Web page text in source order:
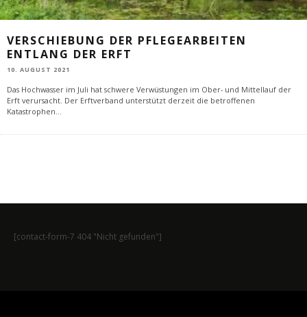
VERSCHIEBUNG DER PFLEGEARBEITEN
ENTLANG DER ERFT
10. AUGUST 2021
Das Hochwasser im Juli hat schwere Verwüstungen im Ober- und Mittellauf der
Erft verursacht. Der Erftverband unterstützt derzeit die betroffenen
Katastrophen...
[contact-form-7 404 "Nicht gefunden"]